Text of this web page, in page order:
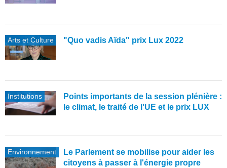
Arts et Culture "Quo vadis Aïda" prix Lux 2022
Institutions
Points importants de la session plénière :
le climat, le traité de l'UE et le prix LUX
Environnement
Le Parlement se mobilise pour aider les
citoyens à passer à l'énergie propre